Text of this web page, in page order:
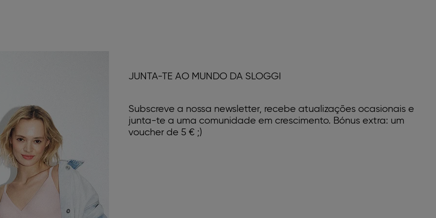
JUNTA-TE AO MUNDO DA SLOGGI
Subscreve a nossa newsletter, recebe atualizações ocasionais e
junta-te a uma comunidade em crescimento. Bónus extra: um
voucher de 5 € ;)